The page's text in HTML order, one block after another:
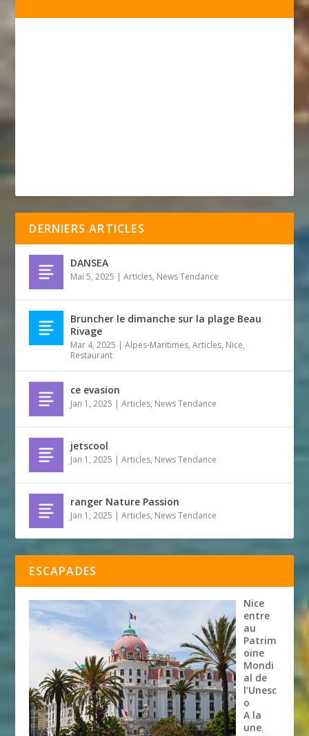
DERNIERS ARTICLES
DANSEA
Mai 5, 2025 |Articles, News Tendance
Bruncher le dimanche sur la plage Beau
Rivage
Mar 4, 2025 |Alpes-Maritimes,Articles, Nice,
Restaurant
ce evasion
Jan 1, 2025 |Articles, News Tendance
jetscool
Jan 1, 2025 |Articles, News Tendance
ranger Nature Passion
Jan 1, 2025 |Articles, News Tendance
ESCAPADES
Nice
entre
au
Patrim
oine
Mondi
al de
l’Unesc
o
A la
une,